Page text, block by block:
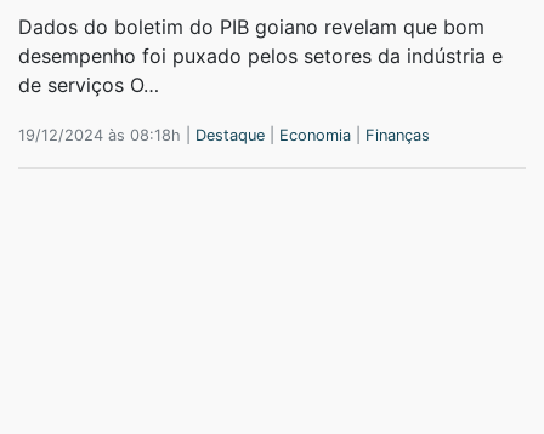
Dados do boletim do PIB goiano revelam que bom
desempenho foi puxado pelos setores da indústria e
de serviços O…
19/12/2024 às 08:18h | Destaque Economia Finanças